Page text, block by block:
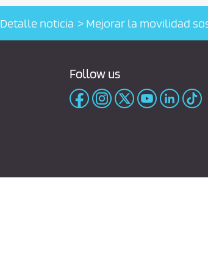
Detalle noticia Mejorar la movilidad
Follow us